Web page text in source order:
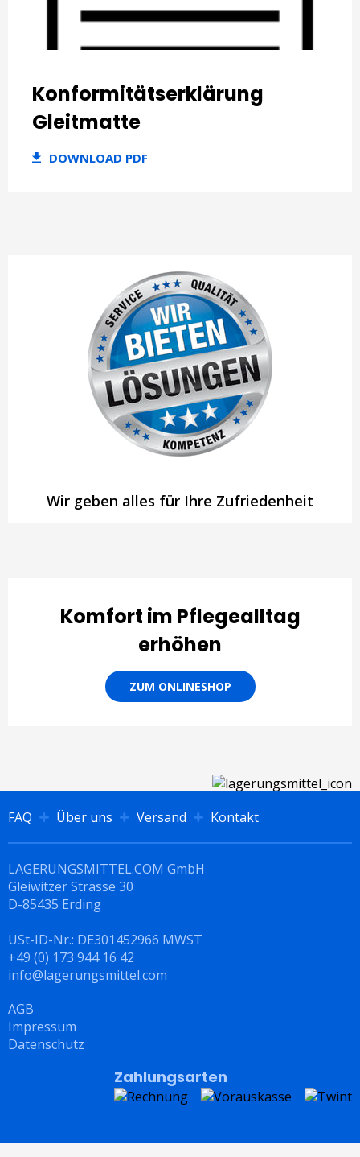
Konformitätserklärung
Gleitmatte
DOWNLOAD PDF
Wir geben alles für Ihre Zufriedenheit
Komfort im Pflegealltag
erhöhen
ZUM ONLINESHOP
FAQ Über uns Versand Kontakt
LAGERUNGSMITTEL.COM GmbH
Gleiwitzer Strasse 30
D-85435 Erding
USt-ID-Nr.: DE301452966 MWST
+49 (0) 173 944 16 42
info@lagerungsmittel.com
AGB
Impressum
Datenschutz
Zahlungsarten